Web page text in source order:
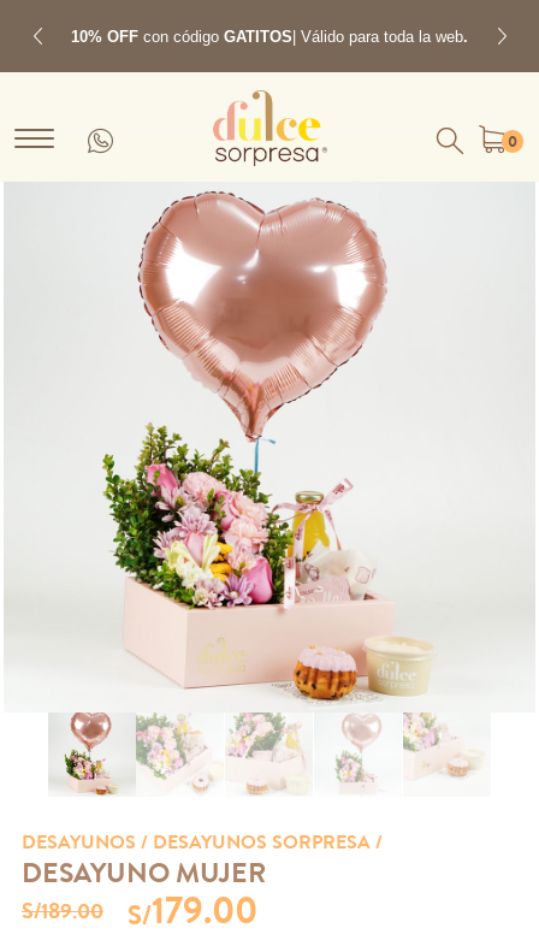
10% OFF con código GATITOS| Válido para toda la web.
Previous Next
0
DESAYUNOS / DESAYUNOS SORPRESA /
DESAYUNO MUJER
S/189.00S/179.00